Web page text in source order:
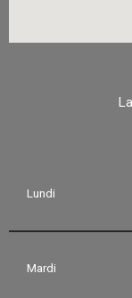
Lundi
Mardi